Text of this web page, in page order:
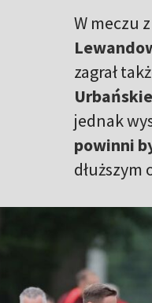
W meczu
zagrał
jednak
powinni